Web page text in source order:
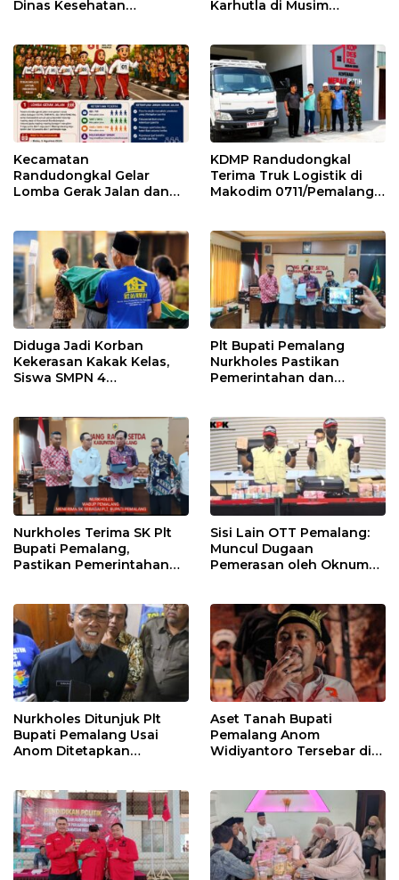
Dinas Kesehatan
Karhutla di Musim
Kecamatan
Randudongkal Gelar
Lomba Gerak Jalan dan
KDMP Randudongkal
Terima Truk Logistik di
Makodim 0711/Pemalang
Diduga Jadi Korban
Kekerasan Kakak Kelas,
Siswa SMPN 4
Plt Bupati Pemalang
Nurkholes Pastikan
Pemerintahan dan
Nurkholes Terima SK Plt
Bupati Pemalang,
Pastikan Pemerintahan
Sisi Lain OTT Pemalang:
Muncul Dugaan
Pemerasan oleh Oknum
Nurkholes Ditunjuk Plt
Bupati Pemalang Usai
Anom Ditetapkan
Aset Tanah Bupati
Pemalang Anom
Widiyantoro Tersebar di